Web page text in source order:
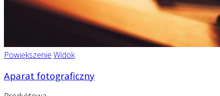
Powiększenie Widok
Aparat fotograficzny